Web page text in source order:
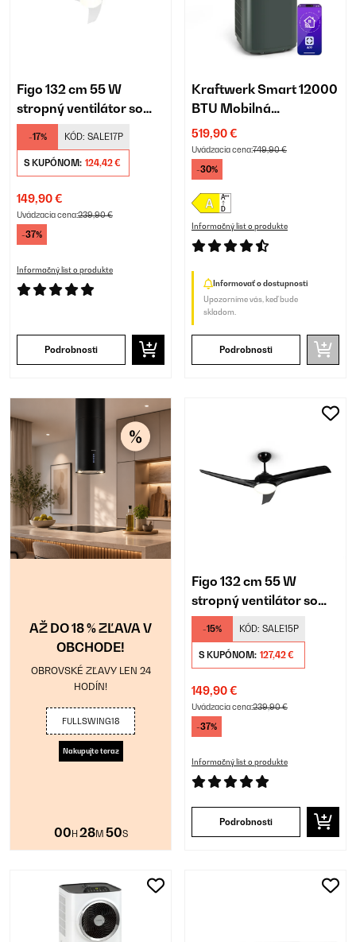
Figo 132 cm 55 W
stropný ventilátor so
svietidlom biela
-17% KÓD: SALE17P
S KUPÓNOM: 124,42 €
149,90 €
Uvádzacia cena:239,90 €
-37%
Informačný list o produkte
Podrobnosti
Kraftwerk Smart 12000
BTU Mobilná
Klimatizácia Antracit
519,90 €
Uvádzacia cena:749,90 €
-30%
Informačný list o produkte
Informovať o dostupnosti
Upozorníme vás, keď bude
skladom.
Podrobnosti
AŽ DO 18 % ZĽAVA V
OBCHODE!
OBROVSKÉ ZĽAVY LEN 24
HODÍN!
FULLSWING18
Nakupujte teraz
00 H 28M 49S
Figo 132 cm 55 W
stropný ventilátor so
svietidlom čierna
-15% KÓD: SALE15P
S KUPÓNOM: 127,42 €
149,90 €
Uvádzacia cena:239,90 €
-37%
Informačný list o produkte
Podrobnosti